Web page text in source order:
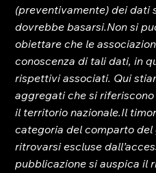
(preventivamente) dei dati
dovrebbe basarsi.Non si
obiettare che le
conoscenza di tali dati, in
rispettivi associati. Qui
aggregati che si
il territorio nazionale.Il
categoria del comparto
ritrovarsi escluse
pubblicazione si auspica il